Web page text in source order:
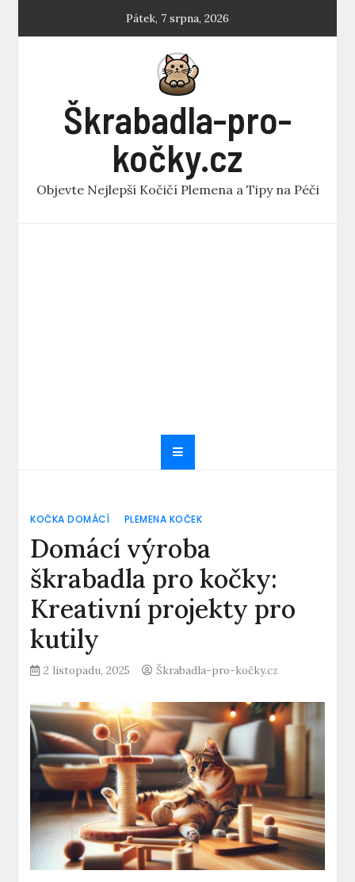
Pátek, 7 srpna, 2026
Škrabadla-pro-
kočky.cz
Objevte Nejlepší Kočičí Plemena a Tipy na Péči
KOČKA DOMÁCÍ PLEMENA KOČEK
Domácí výroba
škrabadla pro kočky:
Kreativní projekty pro
kutily
2 listopadu, 2025 Škrabadla-pro-kočky.cz